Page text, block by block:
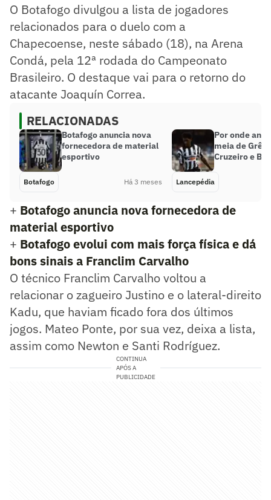
O Botafogo divulgou a lista de jogadores
relacionados para o duelo com a
Chapecoense, neste sábado (18), na Arena
Condá, pela 12ª rodada do Campeonato
Brasileiro. O destaque vai para o retorno do
atacante Joaquín Correa.
RELACIONADAS
Botafogo anuncia nova
fornecedora de material
esportivo
Botafogo Há 3 meses
Por onde
meia de
Cruzeiro e
Lancepédia
+ Botafogo anuncia nova fornecedora de
material esportivo
+ Botafogo evolui com mais força física e dá
bons sinais a Franclim Carvalho
O técnico Franclim Carvalho voltou a
relacionar o zagueiro Justino e o lateral-direito
Kadu, que haviam ficado fora dos últimos
jogos. Mateo Ponte, por sua vez, deixa a lista,
assim como Newton e Santi Rodríguez.
CONTINUA
APÓS A
PUBLICIDADE